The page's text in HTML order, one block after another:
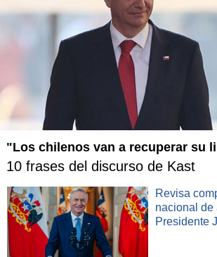
"Los chilenos van a recuperar su
10 frases del discurso de Kast
Revisa
nacional de
Presidente